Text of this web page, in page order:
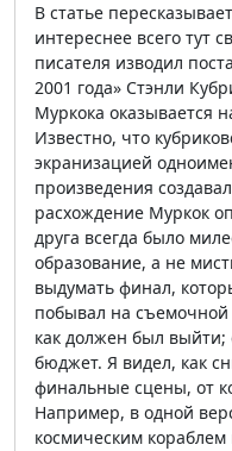
В статье
интереснее всего тут
писателя изводил
2001 года» Стэнли
Муркока оказывается
Известно, что
экранизацией
произведения
расхождение Муркок
друга всегда было
образование, а не
выдумать финал,
побывал на
как должен был
бюджет. Я видел, как
финальные сцены, от
Например, в одной
космическим